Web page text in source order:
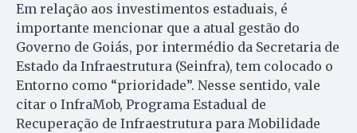
Em relação aos investimentos estaduais, é
importante mencionar que a atual gestão do
Governo de Goiás, por intermédio da Secretaria de
Estado da Infraestrutura (Seinfra), tem colocado o
Entorno como “prioridade”. Nesse sentido, vale
citar o InfraMob, Programa Estadual de
Recuperação de Infraestrutura para Mobilidade